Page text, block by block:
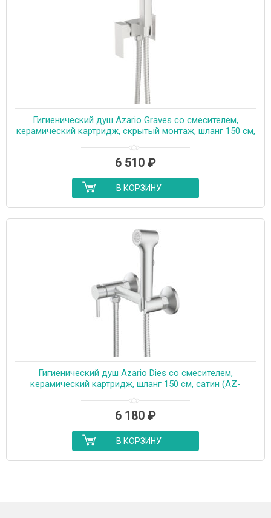
Гигиенический душ Azario Graves со смесителем,
керамический картридж, скрытый монтаж, шланг 150 см,
6 510 ₽
В КОРЗИНУ
Гигиенический душ Azario Dies со смесителем,
керамический картридж, шланг 150 см, сатин (AZ-
6 180 ₽
В КОРЗИНУ